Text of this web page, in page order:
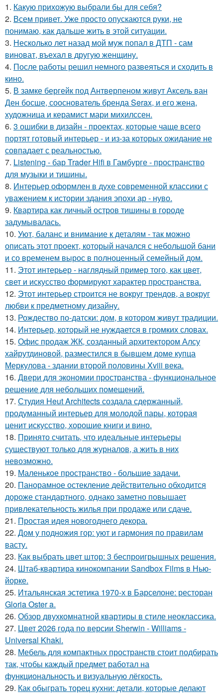
1. Какую прихожую выбрали бы для себя?
2. Всем привет. Уже просто опускаются руки, не
понимаю, как дальше жить в этой ситуации.
3. Несколько лет назад мой муж попал в ДТП - сам
виноват, въехал в другую женщину.
4. После работы решил немного развеяться и сходить в
кино.
5. В замке бергейк под Антверпеном живут Аксель ван
Ден босше, сооснователь бренда Serax, и его жена,
художница и керамист мари михилссен.
6. 3 ошибки в дизайн - проектах, которые чаще всего
портят готовый интерьер - и из-за которых ожидание не
совпадает с реальностью.
7. Listening - бар Trader Hifi в Гамбурге - пространство
для музыки и тишины.
8. Интерьер оформлен в духе современной классики с
уважением к истории здания эпохи ар - нуво.
9. Квартира как личный остров тишины в городе
задумывалась.
10. Уют, баланс и внимание к деталям - так можно
описать этот проект, который начался с небольшой бани
и со временем вырос в полноценный семейный дом.
11. Этот интерьер - наглядный пример того, как цвет,
свет и искусство формируют характер пространства.
12. Этот интерьер строится не вокруг трендов, а вокруг
любви к предметному дизайну.
13. Рождество по-датски: дом, в котором живут традиции.
14. Интерьер, который не нуждается в громких словах.
15. Офис продаж ЖК, созданный архитектором Алсу
хайрутдиновой, разместился в бывшем доме купца
Меркулова - здании второй половины Xviii века.
16. Двери для экономии пространства - функциональное
решение для небольших помещений.
17. Студия Heut Architects создала сдержанный,
продуманный интерьер для молодой пары, которая
ценит искусство, хорошие книги и вино.
18. Принято считать, что идеальные интерьеры
существуют только для журналов, а жить в них
невозможно.
19. Маленькое пространство - большие задачи.
20. Панорамное остекление действительно обходится
дороже стандартного, однако заметно повышает
привлекательность жилья при продаже или сдаче.
21. Простая идея новогоднего декора.
22. Дом у подножия гор: уют и гармония по правилам
васту.
23. Как выбрать цвет штор: 3 беспроигрышных решения.
24. Штаб-квартира кинокомпании Sandbox Films в Нью-
йорке.
25. Итальянская эстетика 1970-х в Барселоне: ресторан
Gloria Oster a.
26. Обзор двухкомнатной квартиры в стиле неоклассика.
27. Цвет 2026 года по версии Sherwin - Williams -
Universal Khaki.
28. Мебель для компактных пространств стоит подбирать
так, чтобы каждый предмет работал на
функциональность и визуальную лёгкость.
29. Как обыграть торец кухни: детали, которые делают